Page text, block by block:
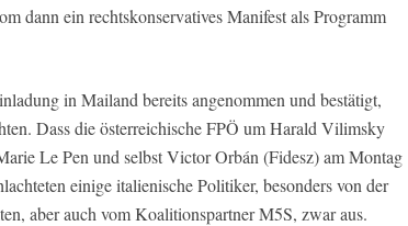
dann ein rechtskonservatives Manifest als Programm
in Mailand bereits angenommen und bestätigt,
Dass die österreichische FPÖ um Harald Vilimsky
Le Pen und selbst Victor Orbán (Fidesz) am Montag
einige italienische Politiker, besonders von der
aber auch vom Koalitionspartner M5S, zwar aus.